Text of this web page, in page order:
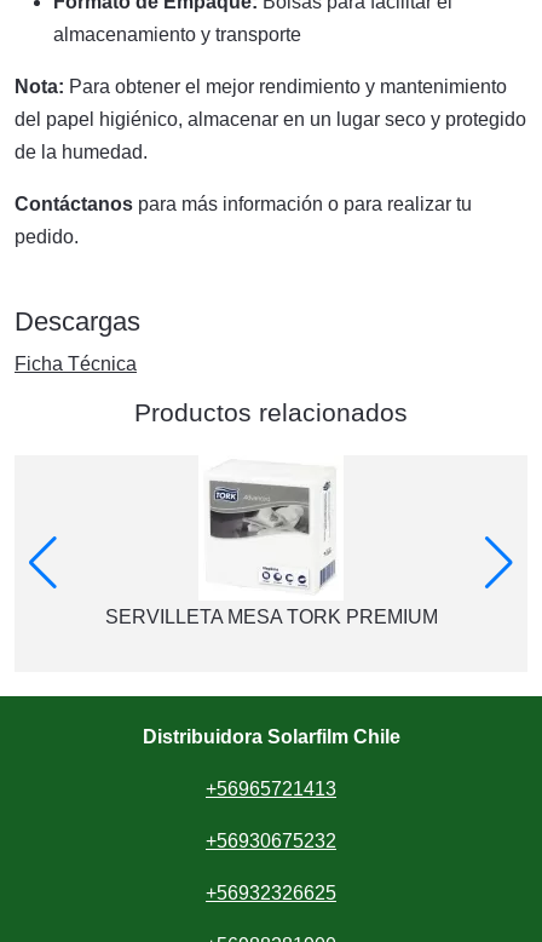
almacenamiento y transporte
Nota: Para obtener el mejor rendimiento y mantenimiento
del papel higiénico, almacenar en un lugar seco y protegido
de la humedad.
Contáctanos para más información o para realizar tu
pedido.
Descargas
Ficha Técnica
Productos relacionados
SERVILLETA MESA TORK PREMIUM
Distribuidora Solarfilm Chile
+56965721413
+56930675232
+56932326625